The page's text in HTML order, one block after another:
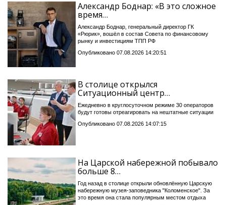
Александр Боднар: «В это сложное
время…
Александр Боднар, генеральный директор ГК
«Рюрик», вошёл в состав Совета по финансовому
рынку и инвестициям ТПП РФ
Опубликовано 07.08.2026 14:20:51
В столице открылся
Ситуационный центр…
Ежедневно в круглосуточном режиме 30 операторов
будут готовы отреагировать на нештатные ситуации
Опубликовано 07.08.2026 14:07:15
На Царской набережной побывало
больше 8…
Год назад в столице открыли обновлённую Царскую
набережную музея-заповедника "Коломенское". За
это время она стала популярным местом отдыха